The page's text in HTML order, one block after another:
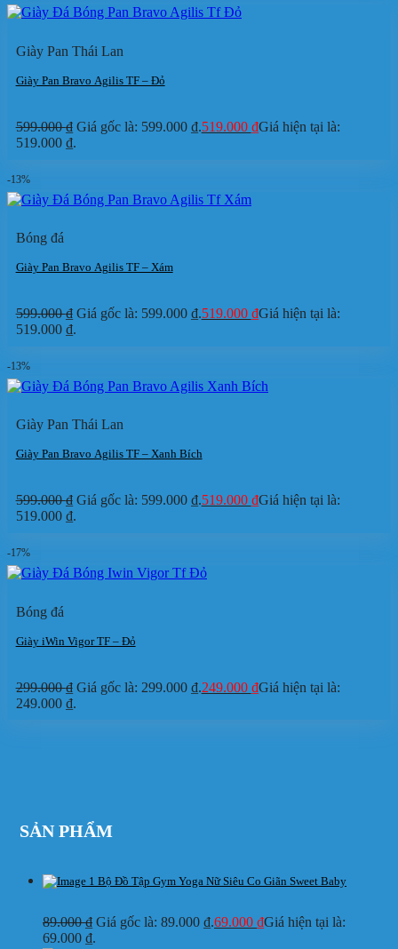
Giày Pan Thái Lan
Giày Pan Bravo Agilis TF – Đỏ
599.000₫ Giá gốc là: 599.000 ₫.519.000 ₫Giá hiện tại là:
519.000 ₫.
-13%
Bóng đá
Giày Pan Bravo Agilis TF – Xám
599.000₫ Giá gốc là: 599.000 ₫.519.000 ₫Giá hiện tại là:
519.000 ₫.
-13%
Giày Pan Thái Lan
Giày Pan Bravo Agilis TF – Xanh Bích
599.000₫ Giá gốc là: 599.000 ₫.519.000 ₫Giá hiện tại là:
519.000 ₫.
-17%
Bóng đá
Giày iWin Vigor TF – Đỏ
299.000₫ Giá gốc là: 299.000 ₫.249.000 ₫Giá hiện tại là:
249.000 ₫.
SẢN PHẨM
Bộ Đồ Tập Gym Yoga Nữ Siêu Co Giãn Sweet Baby
89.000₫ Giá gốc là: 89.000 ₫.69.000 ₫Giá hiện tại là:
69.000 ₫.